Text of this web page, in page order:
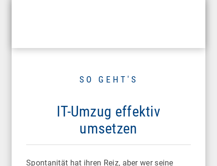
IT-Umzug effektiv
umsetzen
SO GEHT'S
Spontanität hat ihren Reiz, aber wer seine